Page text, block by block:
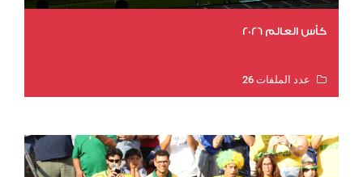
كأس العالم 2026
عدد الملفات 26